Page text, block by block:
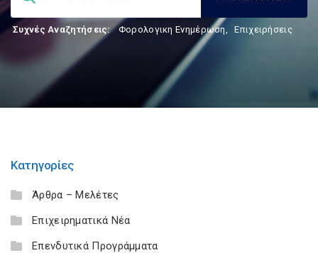
Συχνές Αναζητήσεις: Φορολογικη Ενημέρωση, Επιχειρήσεις
Κατηγορίες
Άρθρα – Μελέτες
Επιχειρηματικά Νέα
Επενδυτικά Προγράμματα